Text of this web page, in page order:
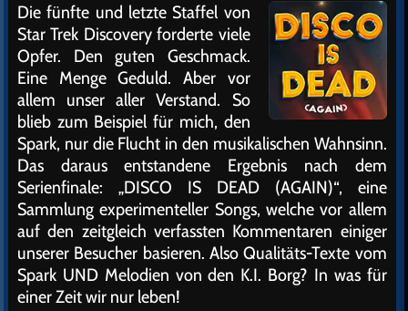
Die fünfte und letzte Staffel von
Star Trek Discovery forderte viele
Opfer. Den guten Geschmack.
Eine Menge Geduld. Aber vor
allem unser aller Verstand. So
blieb zum Beispiel für mich, den
Spark, nur die Flucht in den musikalischen Wahnsinn.
Das daraus entstandene Ergebnis nach dem
Serienfinale: „DISCO IS DEAD (AGAIN)“, eine
Sammlung experimenteller Songs, welche vor allem
auf den zeitgleich verfassten Kommentaren einiger
unserer Besucher basieren. Also Qualitäts-Texte vom
Spark UND Melodien von den K.I. Borg? In was für
einer Zeit wir nur leben!